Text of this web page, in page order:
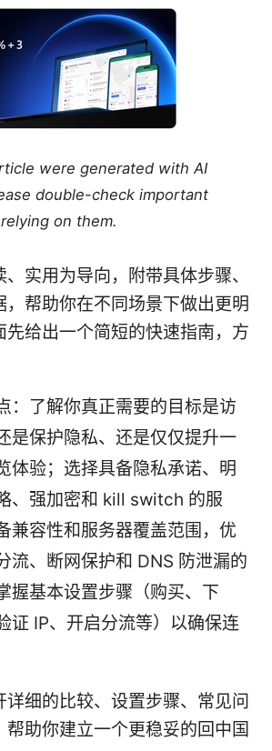
were generated with AI
double-check important
on them.
实用为导向，附带具体步骤、
，帮助你在不同场景下做出更明
先给出一个简短的快速指南，方
：了解你真正需要的目标是访
是保护隐私、还是仅仅提升一
体验；选择具备隐私承诺、明
、强加密和 kill switch 的服
兼容性和服务器覆盖范围，优
流、断网保护和 DNS 防泄漏的
握基本设置步骤（购买、下
证 IP、开启分流等）以确保连
详细的比较、设置步骤、常见问
帮助你建立一个更稳妥的回中国